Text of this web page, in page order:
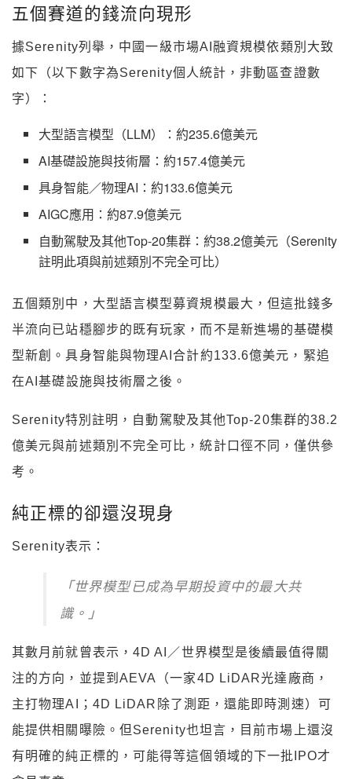
五個賽道的錢流向現形
據Serenity列舉，中國一級市場AI融資規模依類別大致
如下（以下數字為Serenity個人統計，非動區查證數
字）：
大型語言模型（LLM）：約235.6億美元
AI基礎設施與技術層：約157.4億美元
具身智能／物理AI：約133.6億美元
AIGC應用：約87.9億美元
自動駕駛及其他Top-20集群：約38.2億美元（Serenity
註明此項與前述類別不完全可比）
五個類別中，大型語言模型募資規模最大，但這批錢多
半流向已站穩腳步的既有玩家，而不是新進場的基礎模
型新創。具身智能與物理AI合計約133.6億美元，緊追
在AI基礎設施與技術層之後。
Serenity特別註明，自動駕駛及其他Top-20集群的38.2
億美元與前述類別不完全可比，統計口徑不同，僅供參
考。
純正標的卻還沒現身
Serenity表示：
「世界模型已成為早期投資中的最大共
識。」
其數月前就曾表示，4D AI／世界模型是後續最值得關
注的方向，並提到AEVA（一家4D LiDAR光達廠商，
主打物理AI；4D LiDAR除了測距，還能即時測速）可
能提供相關曝險。但Serenity也坦言，目前市場上還沒
有明確的純正標的，可能得等這個領域的下一批IPO才